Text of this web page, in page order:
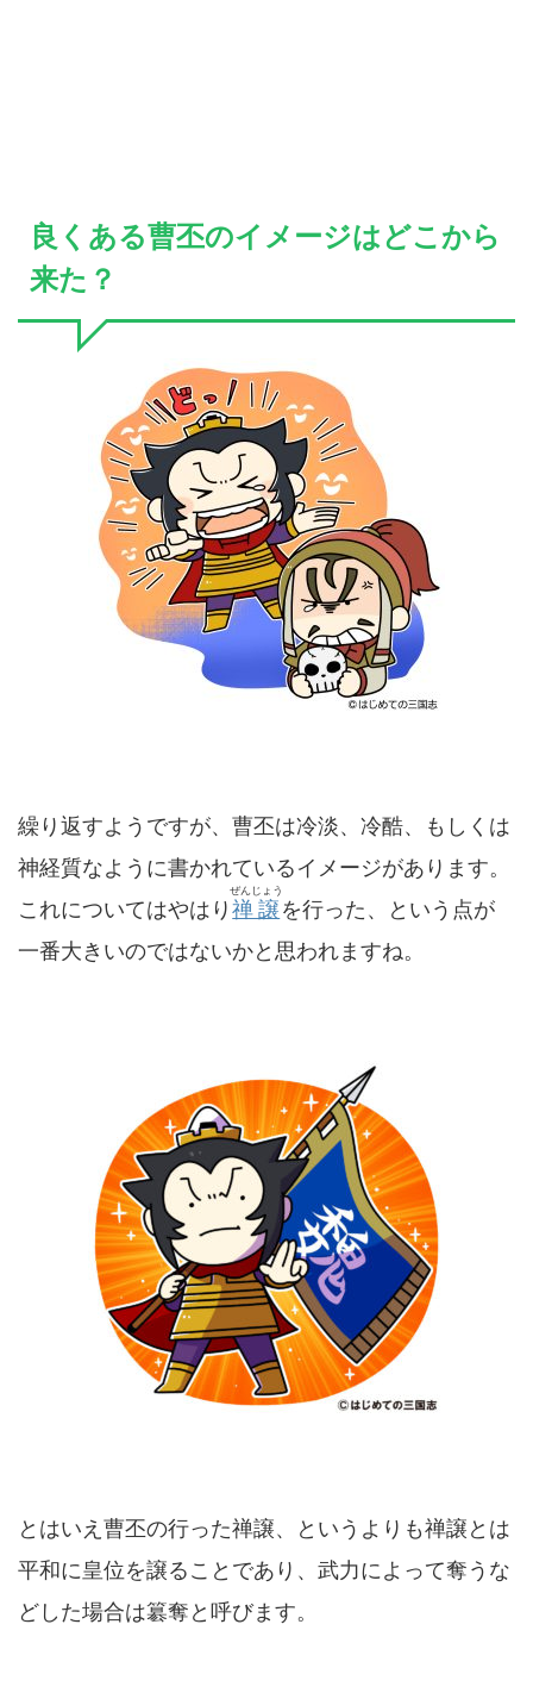
良くある曹丕のイメージはどこから
来た？
繰り返すようですが、曹丕は冷淡、冷酷、もしくは
神経質なように書かれているイメージがあります。
これについてはやはり 禅譲
ぜんじょう
を行った、という点が
一番大きいのではないかと思われますね。
とはいえ曹丕の行った禅譲、というよりも禅譲とは
平和に皇位を譲ることであり、武力によって奪うな
どした場合は簒奪と呼びます。